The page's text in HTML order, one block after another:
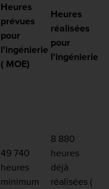
Heures
prévues
pour
l'ingénierie
( MOE)
Heures
réalisées
pour
l'ingénierie
49 740
heures
minimum
8 880
heures
déjà
réalisées (